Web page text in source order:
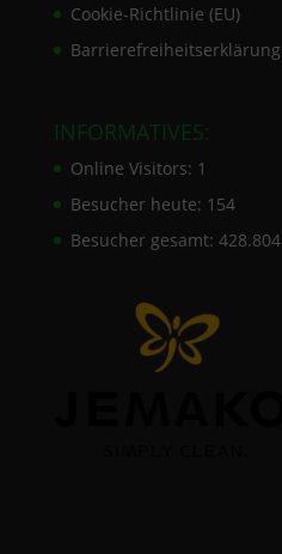
Cookie-Richtlinie (EU)
Barrierefreiheitserklärung
INFORMATIVES:
Online Visitors: 1
Besucher heute: 154
Besucher gesamt: 428.804